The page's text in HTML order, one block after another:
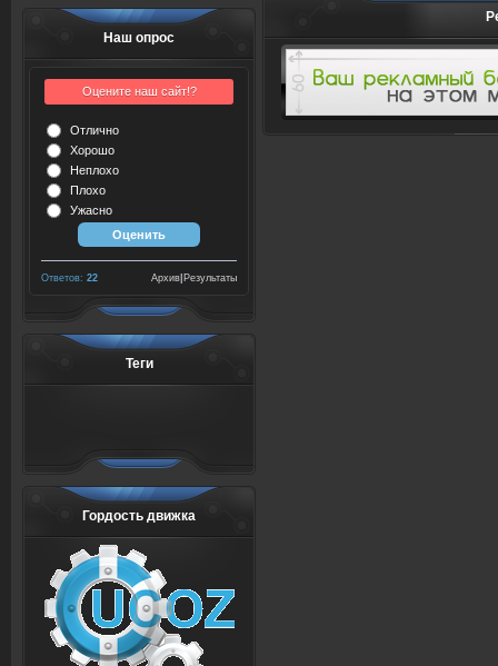
Наш опрос
Оцените наш сайт!?
Отлично
Хорошо
Неплохо
Плохо
Ужасно
Ответов: 22 Результаты
Архив
Теги
Гордость движка